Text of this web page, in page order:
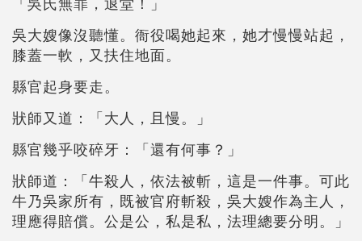
吳大嫂像沒聽懂。衙役喝她起來，她才慢慢站起，
膝蓋一軟，又扶住地面。
縣官起身要走。
狀師又道：「大人，且慢。」
縣官幾乎咬碎牙：「還有何事？」
狀師道：「牛殺人，依法被斬，這是一件事。可此
牛乃吳家所有，既被官府斬殺，吳大嫂作為主人，
理應得賠償。公是公，私是私，法理總要分明。」